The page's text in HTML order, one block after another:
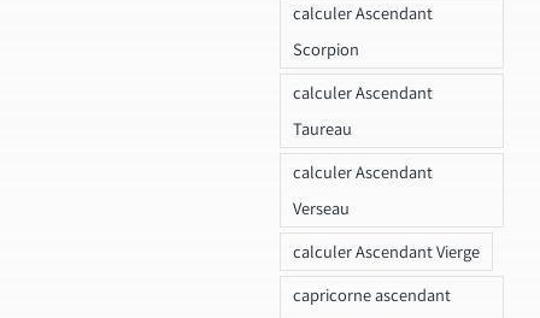
calculer Ascendant
Scorpion
calculer Ascendant
Taureau
calculer Ascendant
Verseau
calculer Ascendant Vierge
capricorne ascendant